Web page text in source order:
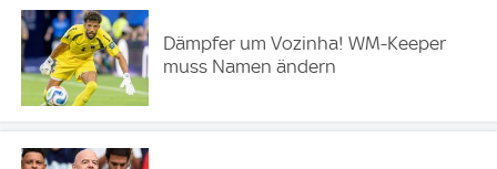
Dämpfer um Vozinha! WM-Keeper
muss Namen ändern